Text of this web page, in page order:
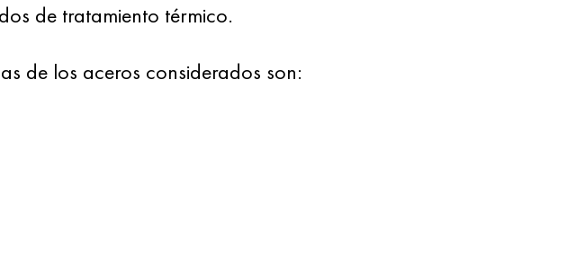
de tratamiento térmico.
de los aceros considerados son: